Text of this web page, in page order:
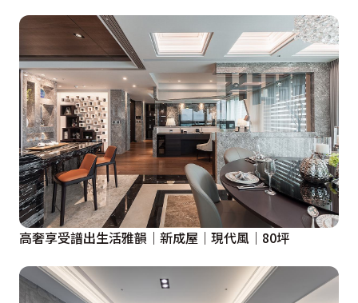
高奢享受譜出生活雅韻｜新成屋｜現代風｜80坪